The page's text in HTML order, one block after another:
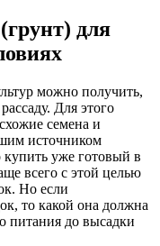
для
можно получить,
Для этого
семена и
источником
уже готовый в
всего с этой целью
Но если
то какой она должна
питания до высадки